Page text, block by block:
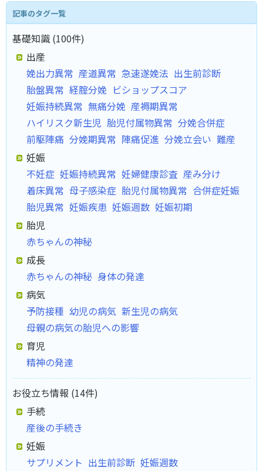
記事のタグ一覧
基礎知識 (100件)
出産
娩出力異常 産道異常 急速遂娩法 出生前診断
胎盤異常 経腟分娩 ビショップスコア
妊娠持続異常 無痛分娩 産褥期異常
ハイリスク新生児 胎児付属物異常 分娩合併症
前駆陣痛 分娩期異常 陣痛促進 分娩立会い 難産
妊娠
不妊症 妊娠持続異常 妊婦健康診査 産み分け
着床異常 母子感染症 胎児付属物異常 合併症妊娠
胎児異常 妊娠疾患 妊娠週数 妊娠初期
胎児
赤ちゃんの神秘
成長
赤ちゃんの神秘 身体の発達
病気
予防接種 幼児の病気 新生児の病気
母親の病気の胎児への影響
育児
精神の発達
お役立ち情報 (14件)
手続
産後の手続き
妊娠
サプリメント 出生前診断 妊娠週数